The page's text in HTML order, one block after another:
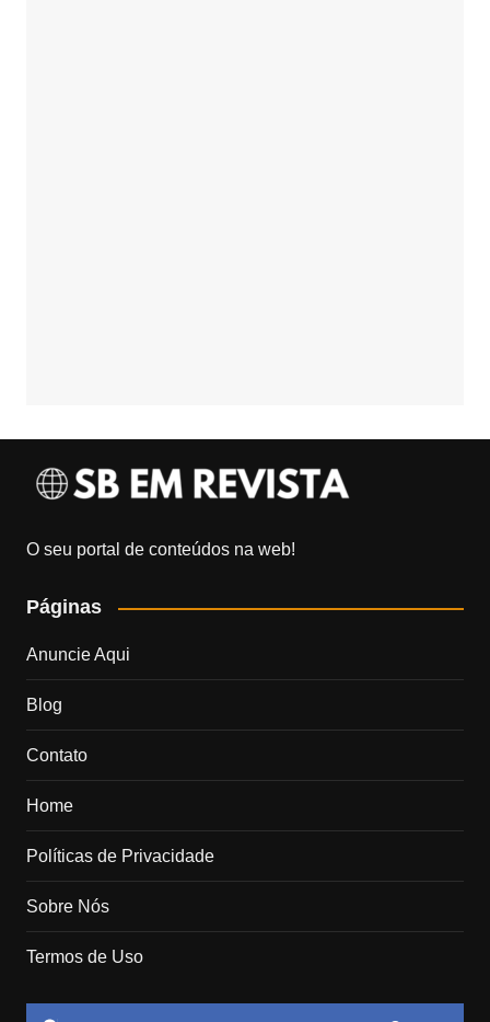
O seu portal de conteúdos na web!
Páginas
Anuncie Aqui
Blog
Contato
Home
Políticas de Privacidade
Sobre Nós
Termos de Uso